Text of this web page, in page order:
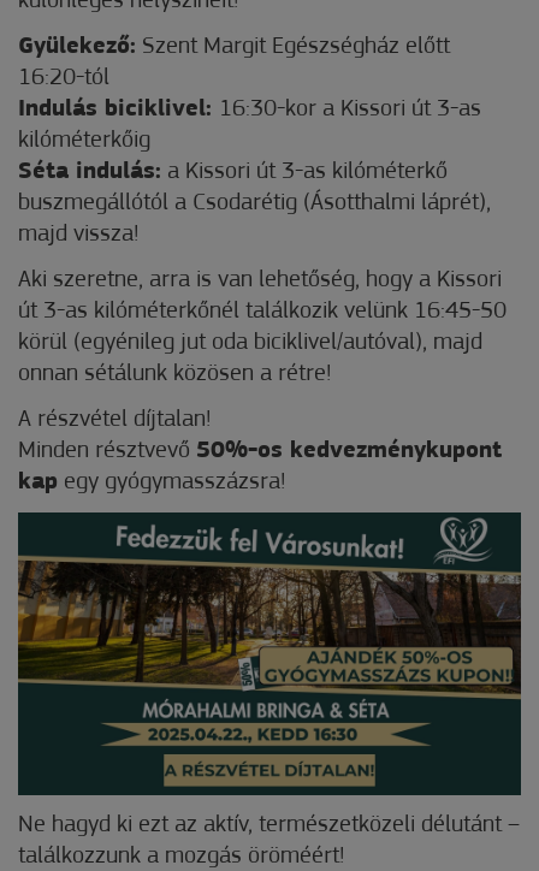
Gyülekező: Szent Margit Egészségház előtt
16:20-tól
Indulás biciklivel: 16:30-kor a Kissori út 3-as
kilóméterkőig
Séta indulás: a Kissori út 3-as kilóméterkő
buszmegállótól a Csodarétig (Ásotthalmi láprét),
majd vissza!
Aki szeretne, arra is van lehetőség, hogy a Kissori
út 3-as kilóméterkőnél találkozik velünk 16:45-50
körül (egyénileg jut oda biciklivel/autóval), majd
onnan sétálunk közösen a rétre!
A részvétel díjtalan!
Minden résztvevő 50%-os kedvezménykupont
kap egy gyógymasszázsra!
Ne hagyd ki ezt az aktív, természetközeli délutánt –
találkozzunk a mozgás öröméért!